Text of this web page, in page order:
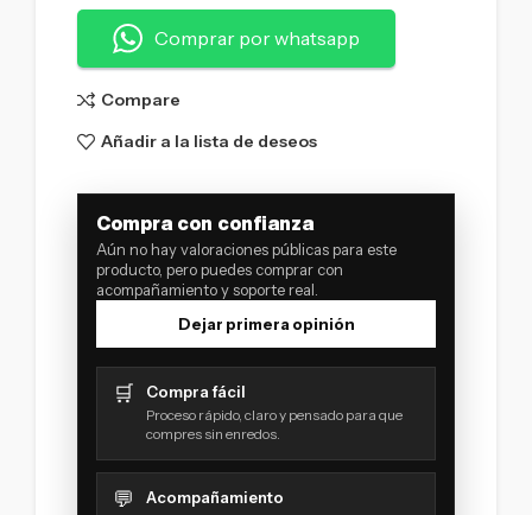
Comprar por whatsapp
Compare
Añadir a la lista de deseos
Compra con confianza
Aún no hay valoraciones públicas para este
producto, pero puedes comprar con
acompañamiento y soporte real.
Dejar primera opinión
🛒 Compra fácil
Proceso rápido, claro y pensado para que
compres sin enredos.
💬 Acompañamiento